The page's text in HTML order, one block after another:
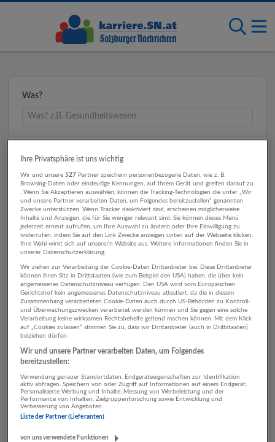
Was?
Umkreis
1 Grafik, Design Pädagogik
Unternehmen
Ihre Privatsphäre ist uns wichtig
Wir und unsere527 Partner speichern personenbezogene Daten, wie z. B.
Browsing-Daten oder eindeutige Kennungen, auf Ihrem Gerät und greifen darauf zu
. Wenn Sie Akzeptieren auswählen, können die Tracking-Technologien die unter „Wir
und unsere Partner verarbeiten Daten, um Folgendes bereitzustellen“ genannten
Zwecke unterstützen. Wenn Tracker deaktiviert sind, erscheinen möglicherweise
Inhalte und Anzeigen, die für Sie weniger relevant sind. Sie können dieses Menü
jederzeit erneut aufrufen, um Ihre Auswahl zu ändern oder Ihre Einwilligung zu
widerrufen, indem Sie auf den Link Zwecke anzeigen unten auf der Webseite klicken.
Ihre Wahl wirkt sich auf unsere/n Website aus. Weitere Informationen finden Sie in
unserer Datenschutzerklärung.
Wir ziehen zur Verarbeitung der Cookie-Daten Drittanbieter bei. Diese Drittanbieter
können ihren Sitz in Drittstaaten (wie zum Beispiel den USA) haben, die über kein
angemessenes Datenschutzniveau verfügen. Den USA wird vom Europäischen
Gerichtshof kein angemessenes Datenschutzniveau attestiert, da die in diesem
Zusammenhang verarbeiteten Cookie-Daten auch durch US-Behörden zu Kontroll-
und Überwachungszwecken verarbeitet werden können und Sie gegen eine solche
Verarbeitung keine wirksamen Rechtsbehelfe geltend machen können. Mit dem Klick
auf „Cookies zulassen“ stimmen Sie zu, dass wir Drittanbieter (auch in Drittstaaten)
beiziehen dürfen.
Wir und unsere Partner verarbeiten Daten, um Folgendes
bereitzustellen:
Verwendung genauer Standortdaten. Endgeräteeigenschaften zur Identifikation
aktiv abfragen. Speichern von oder Zugriff auf Informationen auf einem Endgerät.
Personalisierte Werbung und Inhalte, Messung von Werbeleistung und der
Performance von Inhalten, Zielgruppenforschung sowie Entwicklung und
Verbesserung von Angeboten.
Liste der Partner (Lieferanten)
von uns verwendete Funktionen